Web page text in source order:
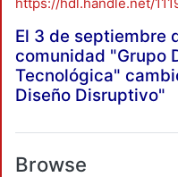
El 3 de septiembre
comunidad "Grupo
Tecnológica"
Diseño Disruptivo"
Browse